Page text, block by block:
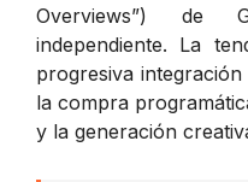
Overviews”) de
independiente. La
progresiva
la compra
y la generación